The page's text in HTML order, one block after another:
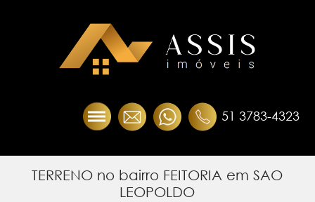
51 3783-4323
TERRENO no bairro FEITORIA em SAO
LEOPOLDO